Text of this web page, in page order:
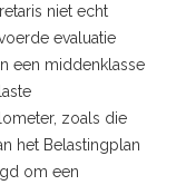
niet echt
evaluatie
een middenklasse
zoals die
het Belastingplan
om een